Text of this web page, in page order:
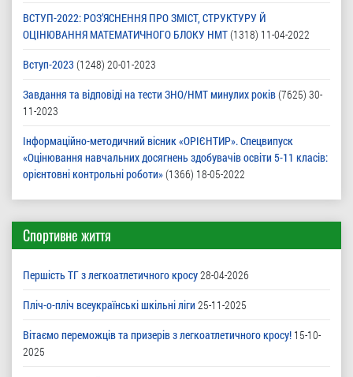
ВСТУП-2022: РОЗ’ЯСНЕННЯ ПРО ЗМІСТ, СТРУКТУРУ Й
ОЦІНЮВАННЯ МАТЕМАТИЧНОГО БЛОКУ НМТ(1318) 11-04-2022
Вступ-2023 (1248) 20-01-2023
Завдання та відповіді на тести ЗНО/НМТ минулих років(7625) 30-
11-2023
Інформаційно-методичний вісник «ОРІЄНТИР». Спецвипуск
«Оцінювання навчальних досягнень здобувачів освіти 5-11 класів:
орієнтовні контрольні роботи»(1366) 18-05-2022
Спортивне життя
Першість ТГ з легкоатлетичного кросу28-04-2026
Пліч-о-пліч всеукраїнські шкільні ліги 25-11-2025
Вітаємо переможців та призерів з легкоатлетичного кросу! 15-10-
2025